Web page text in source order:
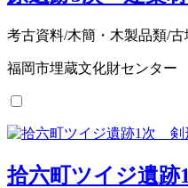
考古資料/木簡・木製品類/古
福岡市埋蔵文化財センター
拾六町ツイジ遺